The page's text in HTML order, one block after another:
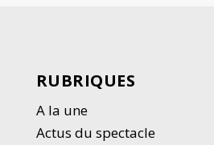
RUBRIQUES
A la une
Actus du spectacle